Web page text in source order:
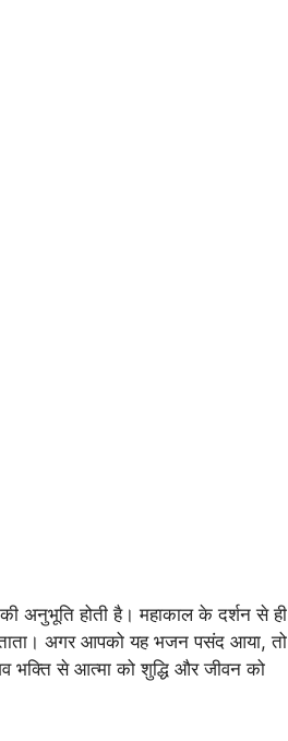
अनुभूति होती है। महाकाल के दर्शन से ही
अगर आपको यह भजन पसंद आया, तो
भक्ति से आत्मा को शुद्धि और जीवन को